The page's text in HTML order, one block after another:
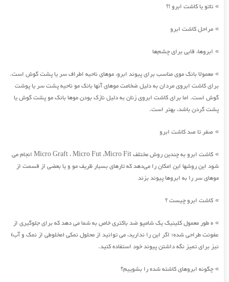
» تاتو یا کاشت ابرو !؟
» مراحل کاشت ابرو
» ابروها، قابی برای چشم‌ها
» معمولا بانک موی مناسب برای پیوند ابرو، موهای ناحیه اطراف سر یا پشت گوش است.
برای کاشت ابروی مردان به دلیل ضخامت موهای آنها بانک مو ناحیه پشت سر یا پوشت
گوش است. اما برای کاشت ابروی زنان به دلیل نازک بودن موها بانک مو پشت گوش یا
پشت گردن باشد، بهتر است.
» صفر تا صد کاشت ابرو
»
کاشت ابرو به چندین روش مختلف Micro Graft ، Micro Fut ،Micro Fit انجام می
شود این روشها این امکان را می‌دهد که تارهای بسیار ظریف مو و یا بعضی از قسمت از
موهای سر را به ابروها پیوند بزند
» کاشت ابرو چیست ؟
» ه طور معمول کلینیک یک شامپو ضد باکتری خاص به شما می دهد که برای جلوگیری از
عفونت طراحی شده؛ اگر این را ندارید، می توانید از محلول نمکی (مخلوطی از نمک و آب)
نیز برای تمیز نگه داشتن پیوند خود استفاده کنید.
» چگونه ابروهای کاشته شده را بشوییم؟